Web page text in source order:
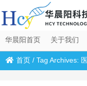
华晨阳首页 关于我们
首页 /Tag Archives: